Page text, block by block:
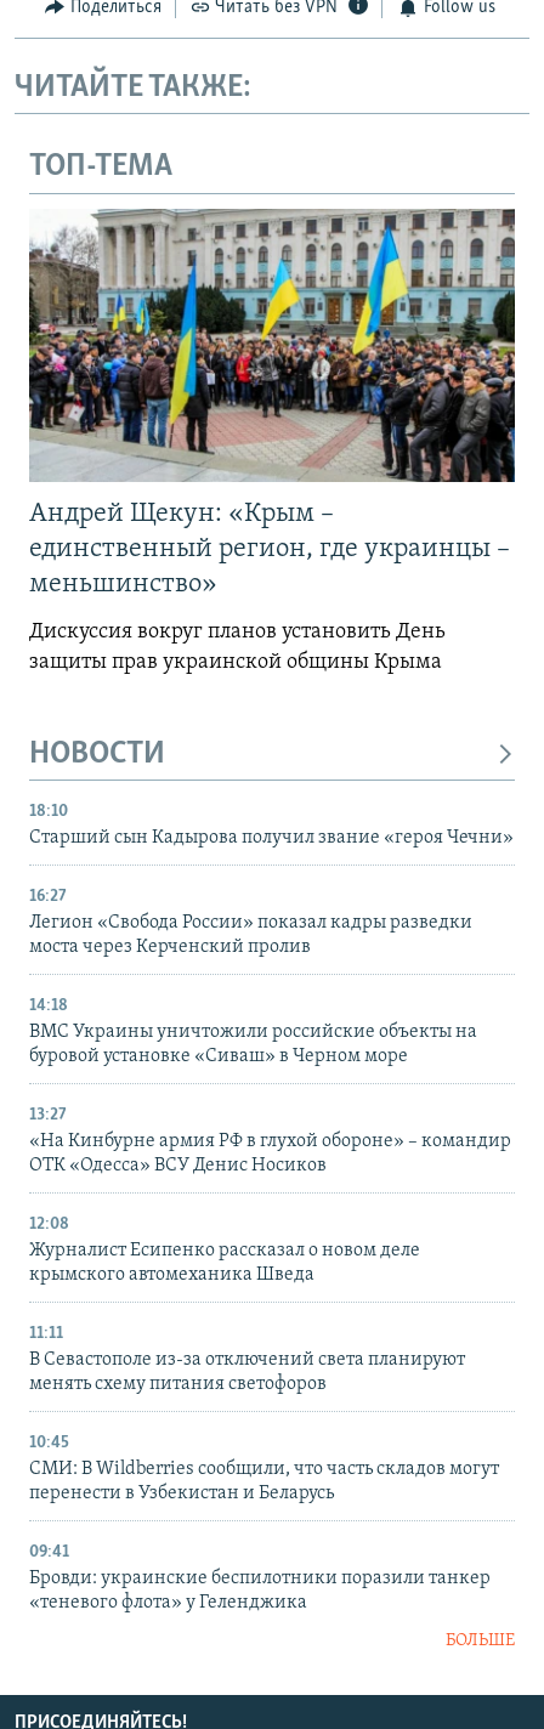
Поделиться Читать без VPN Follow us
ЧИТАЙТЕ ТАКЖЕ:
ТОП-ТЕМА
Андрей Щекун: «Крым –
единственный регион, где украинцы –
меньшинство»
Дискуссия вокруг планов установить День
защиты прав украинской общины Крыма
НОВОСТИ
18:10
Старший сын Кадырова получил звание «героя Чечни»
16:27
Легион «Свобода России» показал кадры разведки
моста через Керченский пролив
14:18
ВМС Украины уничтожили российские объекты на
буровой установке «Сиваш» в Черном море
13:27
«На Кинбурне армия РФ в глухой обороне» – командир
ОТК «Одесса» ВСУ Денис Носиков
12:08
Журналист Есипенко рассказал о новом деле
крымского автомеханика Шведа
11:11
В Севастополе из-за отключений света планируют
менять схему питания светофоров
10:45
СМИ: В Wildberries сообщили, что часть складов могут
перенести в Узбекистан и Беларусь
09:41
Бровди: украинские беспилотники поразили танкер
«теневого флота» у Геленджика
БОЛЬШЕ
ПРИСОЕДИНЯЙТЕСЬ!